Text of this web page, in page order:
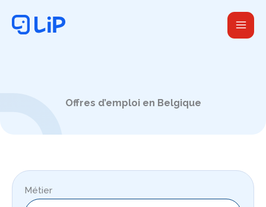
Offres d’emploi en Belgique
Métier